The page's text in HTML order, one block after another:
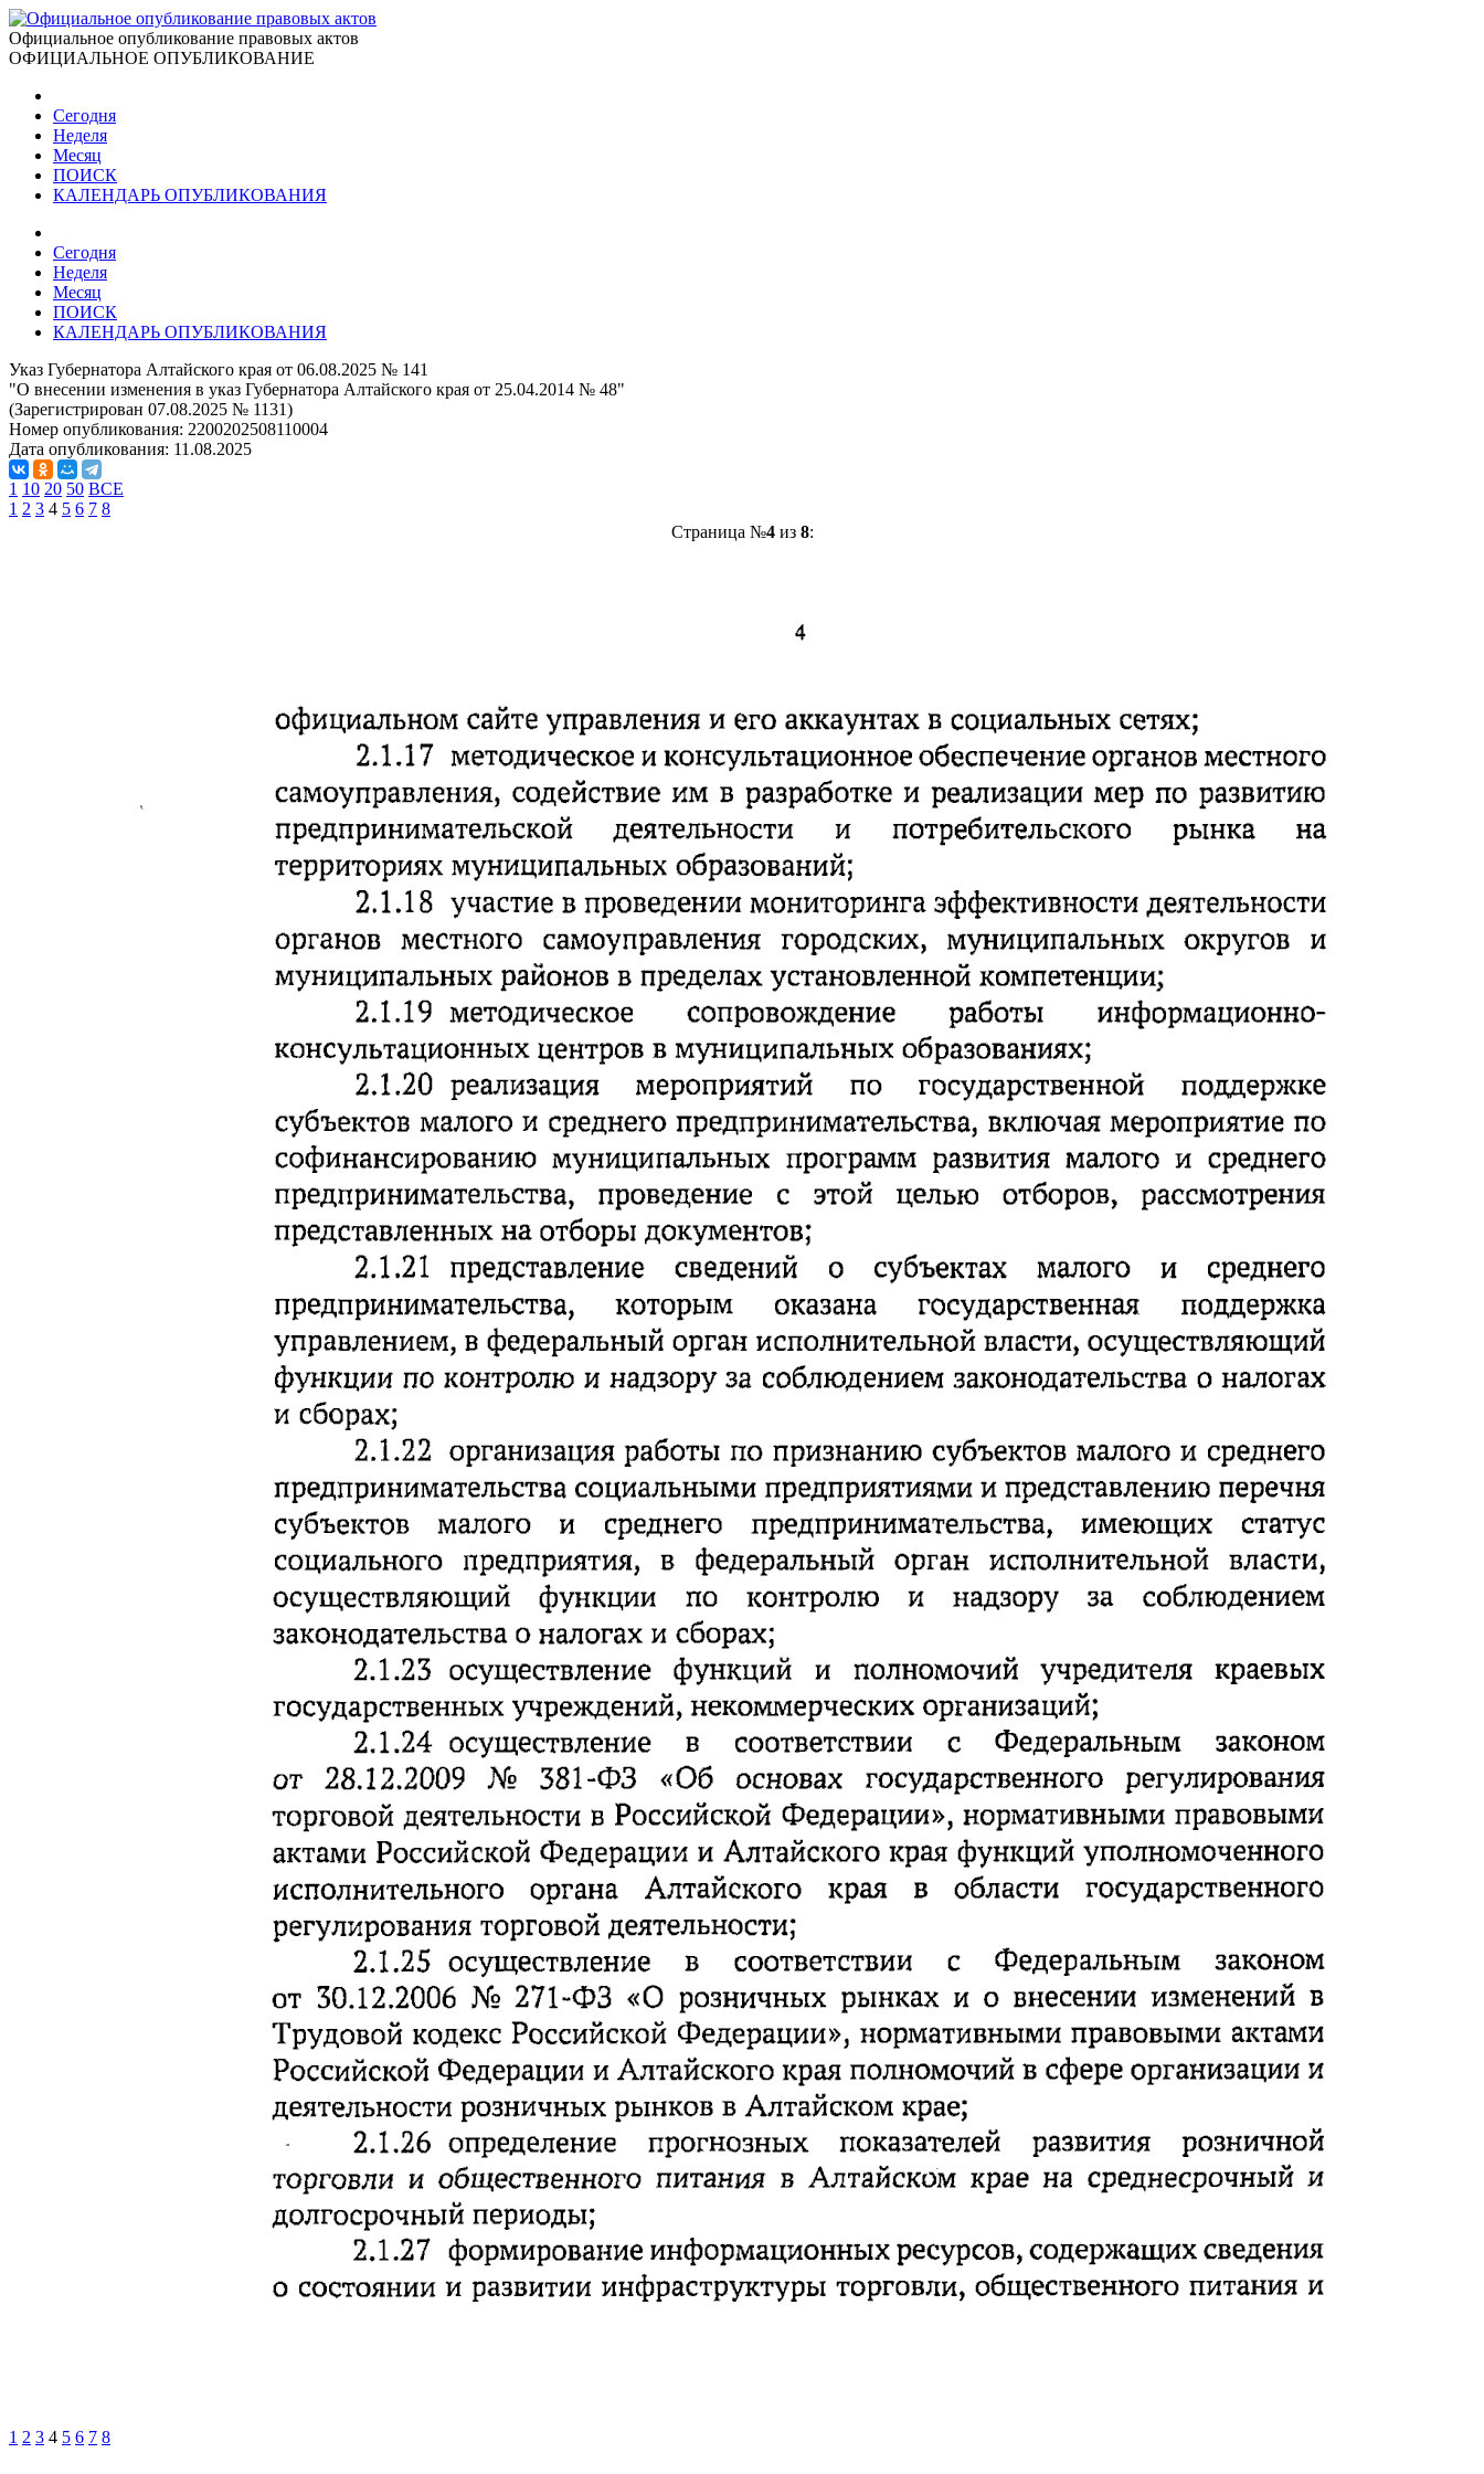
Официальное опубликование правовых актов
ОФИЦИАЛЬНОЕ ОПУБЛИКОВАНИЕ
Сегодня
Неделя
Месяц
ПОИСК
КАЛЕНДАРЬ ОПУБЛИКОВАНИЯ
Сегодня
Неделя
Месяц
ПОИСК
КАЛЕНДАРЬ ОПУБЛИКОВАНИЯ
Указ Губернатора Алтайского края от 06.08.2025 № 141
"О внесении изменения в указ Губернатора Алтайского края от 25.04.2014 № 48"
(Зарегистрирован 07.08.2025 № 1131)
Номер опубликования: 2200202508110004
Дата опубликования: 11.08.2025
1 10 20 50 ВСЕ
1 2 3 4 5 6 7 8
Страница №4из 8:
1 2 3 4 5 6 7 8